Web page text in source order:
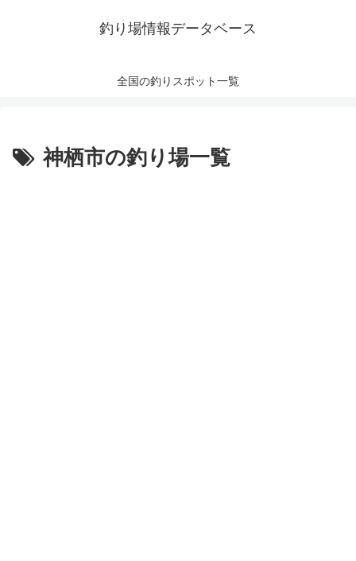
釣り場情報データベース
全国の釣りスポット一覧
神栖市の釣り場一覧